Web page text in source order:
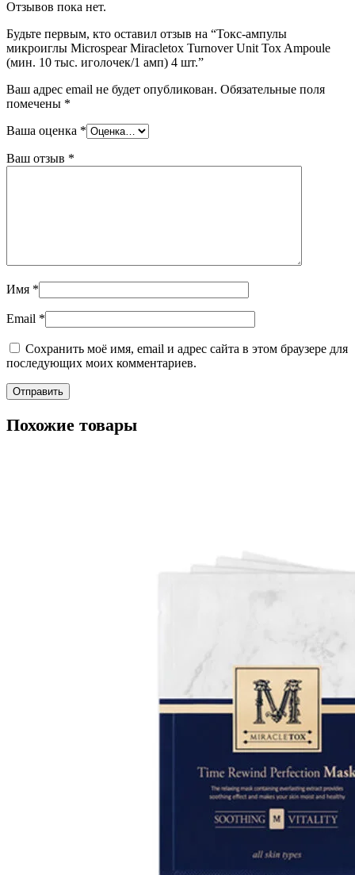
Отзывов пока нет.
Будьте первым, кто оставил отзыв на “Токс-ампулы
микроиглы Microspear Miracletox Turnover Unit Tox Ampoule
(мин. 10 тыс. иголочек/1 амп) 4 шт.”
Ваш адрес email не будет опубликован. Обязательные поля
помечены *
Ваша оценка *
Ваш отзыв *
Имя *
Email *
Сохранить моё имя, email и адрес сайта в этом браузере для
последующих моих комментариев.
Похожие товары